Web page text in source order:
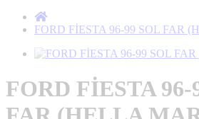
FORD FİESTA 96-99 SOL FAR
FORD FİESTA 96-